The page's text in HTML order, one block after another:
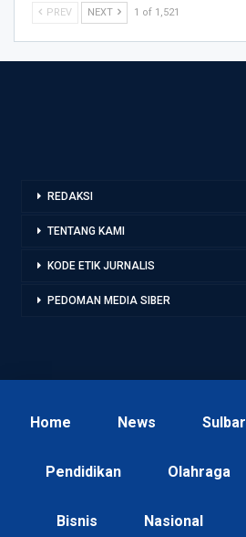
PREV NEXT 1 of 1,521
REDAKSI
TENTANG KAMI
KODE ETIK JURNALIS
PEDOMAN MEDIA SIBER
Home News Sulbar
Pendidikan Olahraga
Bisnis Nasional